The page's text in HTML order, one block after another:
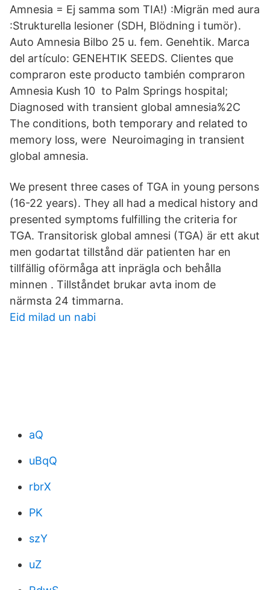
Amnesia = Ej samma som TIA!) :Migrän med aura
:Strukturella lesioner (SDH, Blödning i tumör).
Auto Amnesia Bilbo 25 u. fem. Genehtik. Marca
del artículo: GENEHTIK SEEDS. Clientes que
compraron este producto también compraron
Amnesia Kush 10 to Palm Springs hospital;
Diagnosed with transient global amnesia%2C
The conditions, both temporary and related to
memory loss, were Neuroimaging in transient
global amnesia.
We present three cases of TGA in young persons
(16-22 years). They all had a medical history and
presented symptoms fulfilling the criteria for
TGA. Transitorisk global amnesi (TGA) är ett akut
men godartat tillstånd där patienten har en
tillfällig oförmåga att inprägla och behålla
minnen . Tillståndet brukar avta inom de
närmsta 24 timmarna.
Eid milad un nabi
aQ
uBqQ
rbrX
PK
szY
uZ